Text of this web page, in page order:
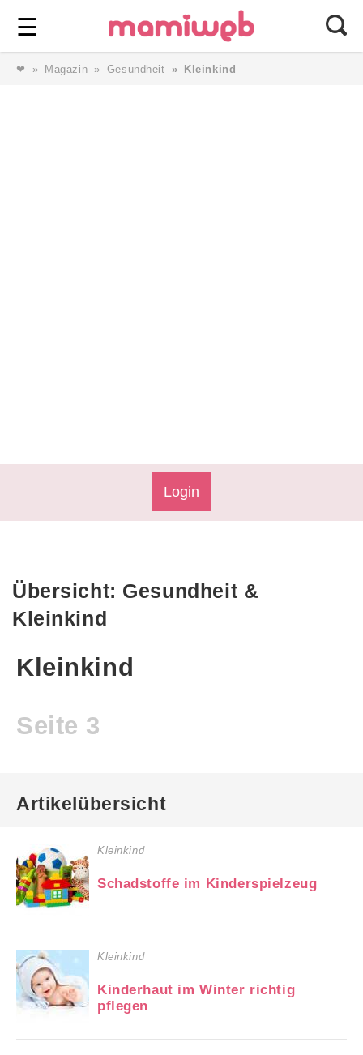
☰ ⎯ Wir lieben Familie ⎯
❤ Magazin Gesundheit Kleinkind
Login
Übersicht: Gesundheit &
Kleinkind
Kleinkind
Seite 3
Artikelübersicht
Kleinkind
Schadstoffe im Kinderspielzeug
Kleinkind
Kinderhaut im Winter richtig
pflegen